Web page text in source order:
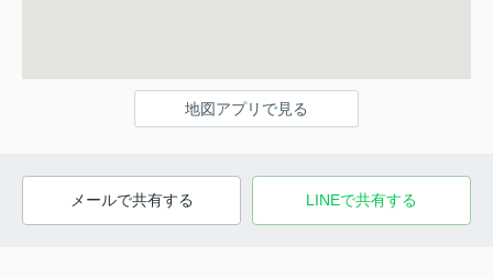
地図アプリで見る
メールで共有する LINEで共有する